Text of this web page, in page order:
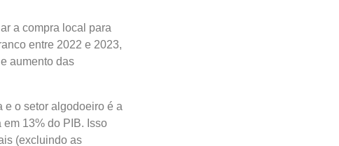
a compra local para
entre 2022 e 2023,
aumento das
e o setor algodoeiro é a
13% do PIB. Isso
(excluindo as